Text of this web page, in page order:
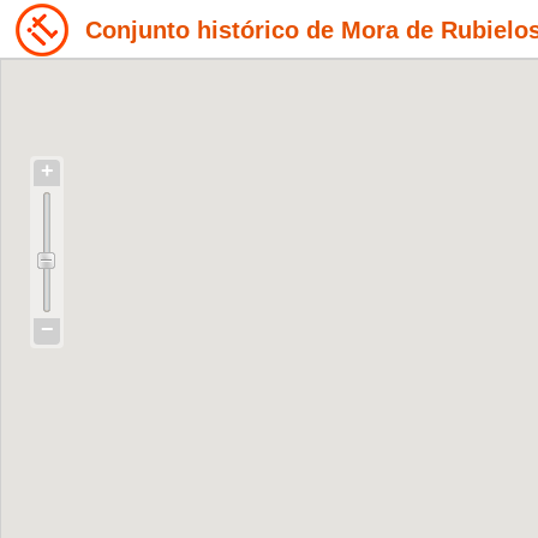
Conjunto histórico de Mora de
+
−